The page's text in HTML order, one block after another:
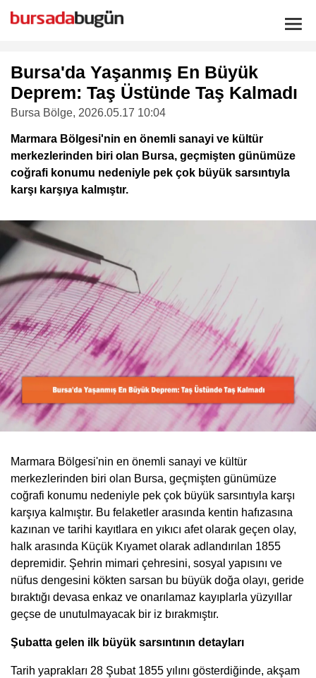
Bursa'da Yaşanmış En Büyük
Deprem: Taş Üstünde Taş Kalmadı
Bursa Bölge, 2026.05.17 10:04
Marmara Bölgesi'nin en önemli sanayi ve kültür
merkezlerinden biri olan Bursa, geçmişten günümüze
coğrafi konumu nedeniyle pek çok büyük sarsıntıyla
karşı karşıya kalmıştır.
Marmara Bölgesi'nin en önemli sanayi ve kültür
merkezlerinden biri olan Bursa, geçmişten günümüze
coğrafi konumu nedeniyle pek çok büyük sarsıntıyla karşı
karşıya kalmıştır. Bu felaketler arasında kentin hafızasına
kazınan ve tarihi kayıtlara en yıkıcı afet olarak geçen olay,
halk arasında Küçük Kıyamet olarak adlandırılan 1855
depremidir. Şehrin mimari çehresini, sosyal yapısını ve
nüfus dengesini kökten sarsan bu büyük doğa olayı, geride
bıraktığı devasa enkaz ve onarılamaz kayıplarla yüzyıllar
geçse de unutulmayacak bir iz bırakmıştır.
Şubatta gelen ilk büyük sarsıntının detayları
Tarih yaprakları 28 Şubat 1855 yılını gösterdiğinde, akşam